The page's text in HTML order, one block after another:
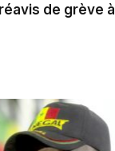
de grève à